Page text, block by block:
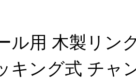
ル用 木製リン
キング式 チャ